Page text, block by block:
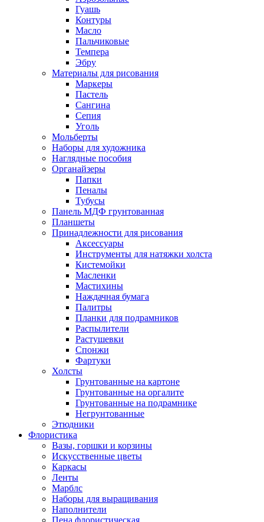
Гуашь
Контуры
Масло
Пальчиковые
Темпера
Эбру
Материалы для рисования
Маркеры
Пастель
Сангина
Сепия
Уголь
Мольберты
Наборы для художника
Наглядные пособия
Органайзеры
Папки
Пеналы
Тубусы
Панель МДФ грунтованная
Планшеты
Принадлежности для рисования
Аксессуары
Инструменты для натяжки холста
Кистемойки
Масленки
Мастихины
Наждачная бумага
Палитры
Планки для подрамников
Распылители
Растушевки
Спонжи
Фартуки
Холсты
Грунтованные на картоне
Грунтованные на оргалите
Грунтованные на подрамнике
Негрунтованные
Этюдники
Флористика
Вазы, горшки и корзины
Искусственные цветы
Каркасы
Ленты
Марблс
Наборы для выращивания
Наполнители
Пена флористическая